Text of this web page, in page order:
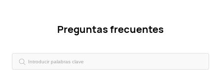
Preguntas frecuentes